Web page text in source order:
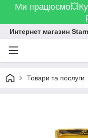
Ми
Интернет магазин
Товари та послуги